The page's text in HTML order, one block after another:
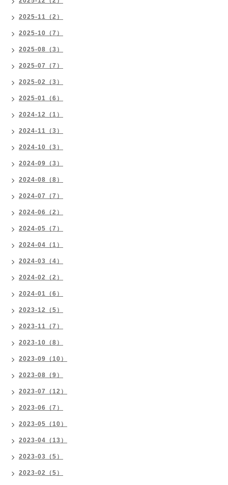
2025-11（2）
2025-10（7）
2025-08（3）
2025-07（7）
2025-02（3）
2025-01（6）
2024-12（1）
2024-11（3）
2024-10（3）
2024-09（3）
2024-08（8）
2024-07（7）
2024-06（2）
2024-05（7）
2024-04（1）
2024-03（4）
2024-02（2）
2024-01（6）
2023-12（5）
2023-11（7）
2023-10（8）
2023-09（10）
2023-08（9）
2023-07（12）
2023-06（7）
2023-05（10）
2023-04（13）
2023-03（5）
2023-02（5）